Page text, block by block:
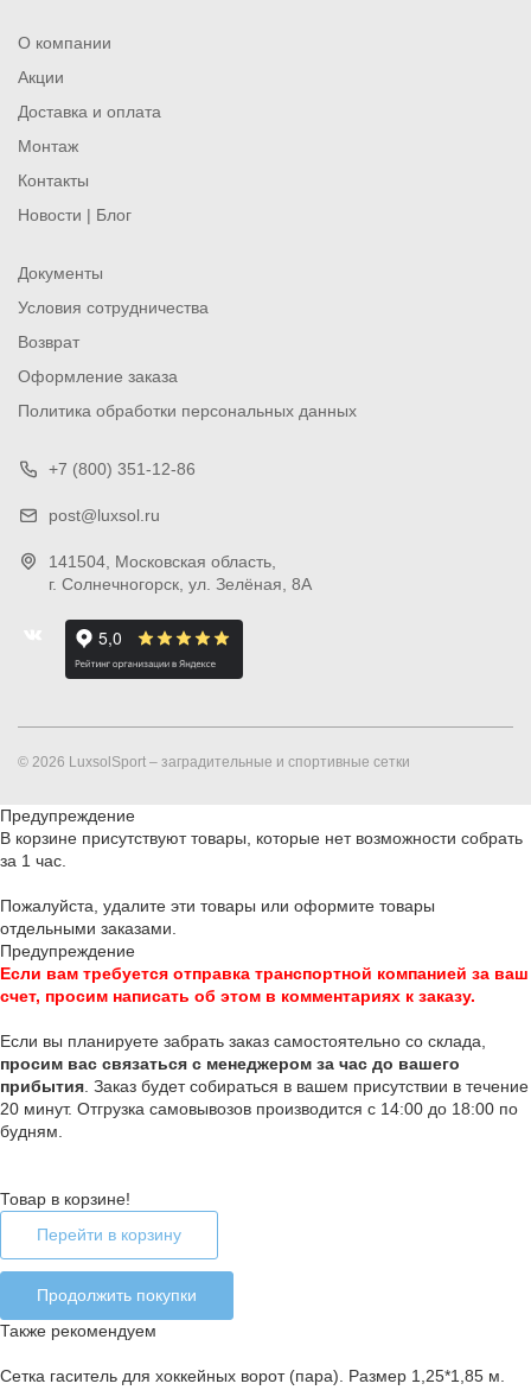
О компании
Акции
Доставка и оплата
Монтаж
Контакты
Новости | Блог
Документы
Условия сотрудничества
Возврат
Оформление заказа
Политика обработки персональных данных
+7 (800) 351-12-86
post@luxsol.ru
141504 , Московская область,
г. Солнечногорск ул. Зелёная, 8А
© 2026 LuxsolSport – заградительные и спортивные сетки
Предупреждение
В корзине присутствуют товары, которые нет возможности собрать
за 1 час.
Пожалуйста, удалите эти товары или оформите товары
отдельными заказами.
Предупреждение
Если вам требуется отправка транспортной компанией за ваш
счет, просим написать об этом в комментариях к заказу.
Если вы планируете забрать заказ самостоятельно со склада,
просим вас связаться с менеджером за час до вашего
прибытия . Заказ будет собираться в вашем присутствии в течение
20 минут. Отгрузка самовывозов производится с 14:00 до 18:00 по
будням.
Товар в корзине!
Перейти в корзину
Продолжить покупки
Также рекомендуем
Сетка гаситель для хоккейных ворот (пара). Размер 1,25*1,85 м.